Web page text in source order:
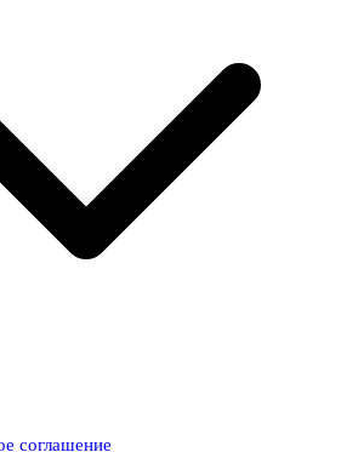
соглашение